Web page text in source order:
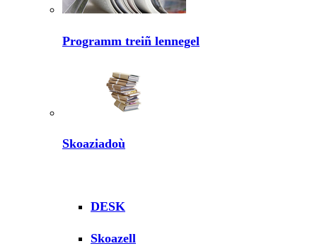
Programm treiñ lennegel
Skoaziadoù
DESK
Skoazell